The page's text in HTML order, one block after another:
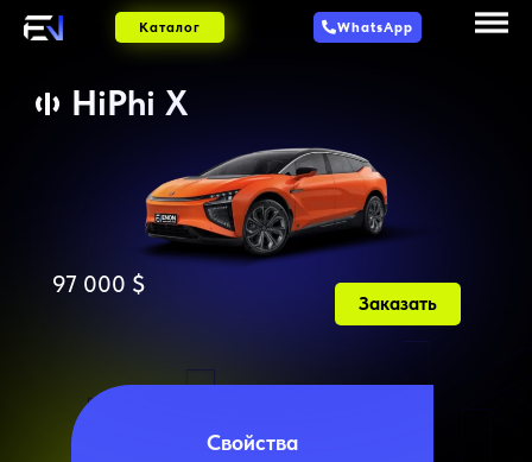
Каталог WhatsApp
HiPhi X
Свойства
Заказать
97 000 $